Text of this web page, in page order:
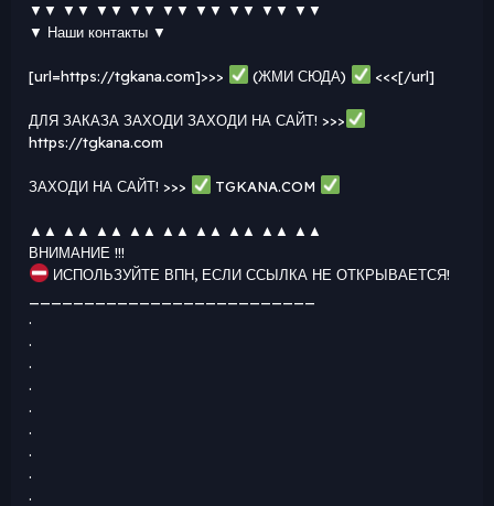
▼▼ ▼▼ ▼▼ ▼▼ ▼▼ ▼▼ ▼▼ ▼▼ ▼▼
▼ Наши контакты ▼
[url=https://tgkana.com]>>> (ЖМИ СЮДА) <<<[/url]
ДЛЯ ЗАКАЗА ЗАХОДИ ЗАХОДИ НА САЙТ! >>>
https://tgkana.com
ЗАХОДИ НА САЙТ! >>> TGKANA.COM
▲▲ ▲▲ ▲▲ ▲▲ ▲▲ ▲▲ ▲▲ ▲▲ ▲▲
ВНИМАНИЕ !!!
ИСПОЛЬЗУЙТЕ ВПН, ЕСЛИ ССЫЛКА НЕ ОТКРЫВАЕТСЯ!
.
.
.
.
.
.
.
.
.